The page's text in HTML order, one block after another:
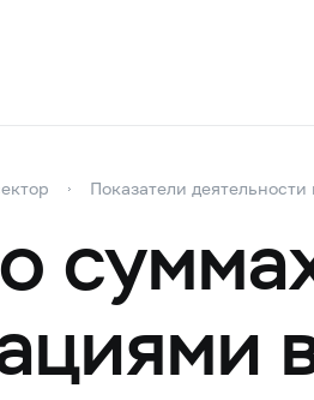
Показатели